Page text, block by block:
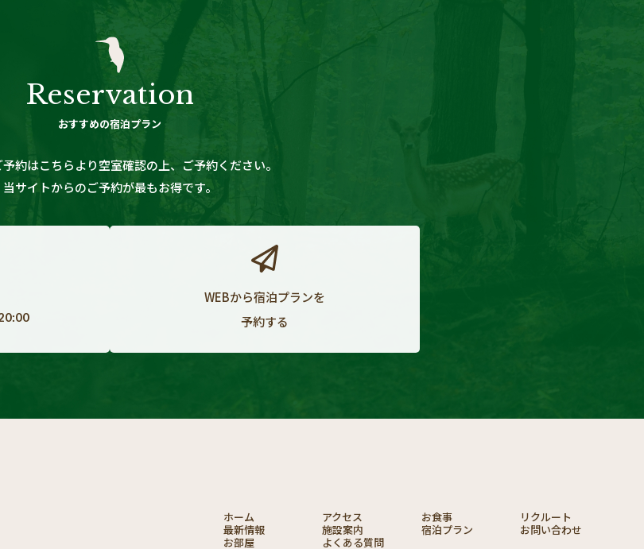
Reservation
おすすめの宿泊プラン
予約はこちらより空室確認の上、ご予約ください。
当サイトからのご予約が最もお得です。
WEBから宿泊プランを
予約する
ホーム アクセス お食事
リクルート
最新情報
施設案内 宿泊プラン
お問い合わせ
お部屋
よくある質問